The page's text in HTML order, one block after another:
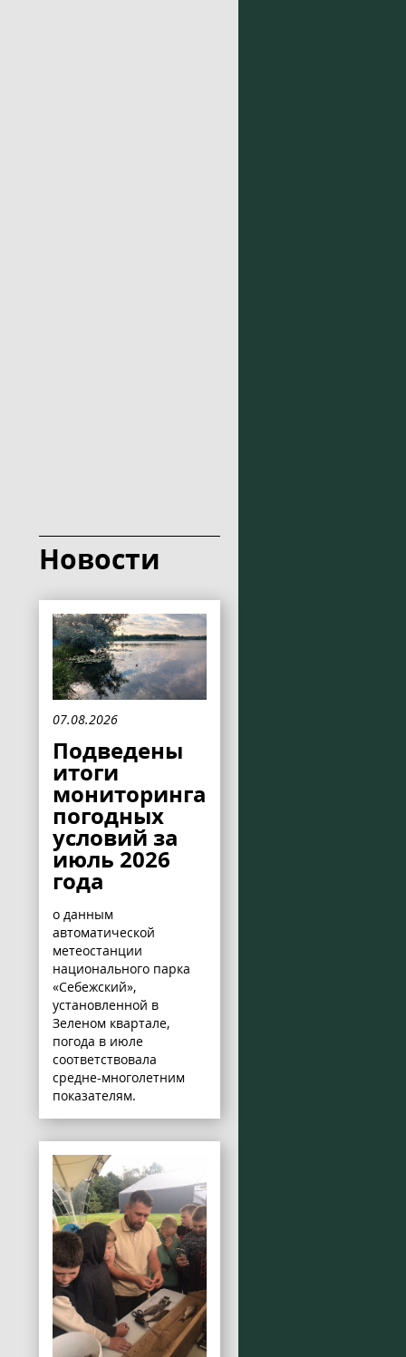
Новости
07.08.2026
Подведены
итоги
мониторинга
погодных
условий за
июль 2026
года
о данным
автоматической
метеостанции
национального парка
«Себежский»,
установленной в
Зеленом квартале,
погода в июле
соответствовала
средне-многолетним
показателям.